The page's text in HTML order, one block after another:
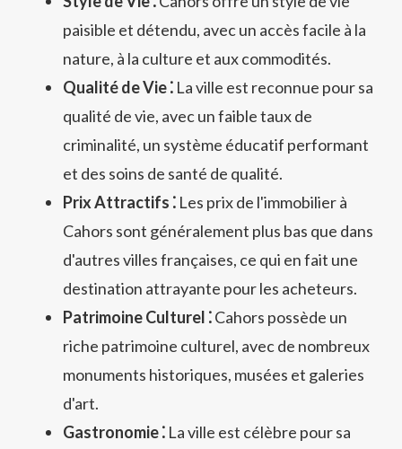
paisible et détendu, avec un accès facile à la
nature, à la culture et aux commodités.
Qualité de Vie ⁚ La ville est reconnue pour sa
qualité de vie, avec un faible taux de
criminalité, un système éducatif performant
et des soins de santé de qualité.
Prix Attractifs ⁚ Les prix de l'immobilier à
Cahors sont généralement plus bas que dans
d'autres villes françaises, ce qui en fait une
destination attrayante pour les acheteurs.
Patrimoine Culturel ⁚Cahors possède un
riche patrimoine culturel, avec de nombreux
monuments historiques, musées et galeries
d'art.
Gastronomie ⁚ La ville est célèbre pour sa